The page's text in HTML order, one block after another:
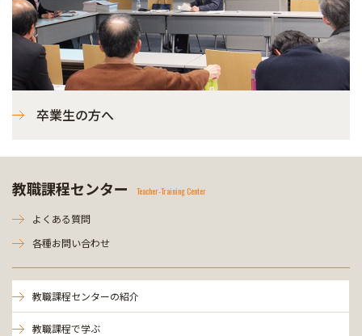
卒業生の方へ
教職課程センター Teacher-Training Center
よくある質問
各種お問い合わせ
教職課程センターの紹介
教職課程で学ぶ